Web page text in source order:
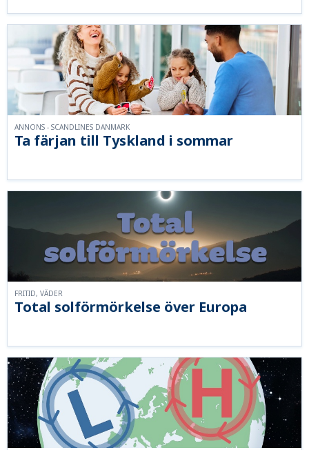
Ta färjan till Tyskland i sommar
ANNONS - SCANDLINES DANMARK
Total solförmörkelse över Europa
FRITID, VÄDER